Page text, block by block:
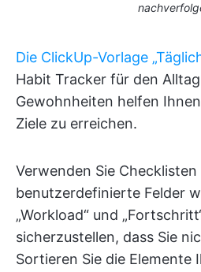
Die ClickUp-Vorlage
Habit Tracker für den
Gewohnheiten helfen
Ziele zu erreichen.
Verwenden Sie Checklisten
benutzerdefinierte Felder
„Workload“ und
sicherzustellen, dass Sie
Sortieren Sie die Elemente